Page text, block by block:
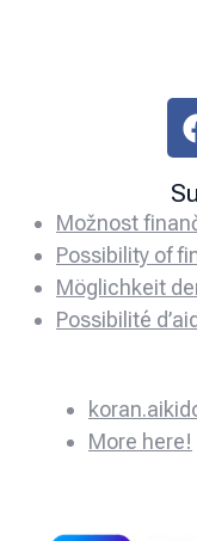
Možnost
Possibility of
Möglichkeit
Possibilité
More here!